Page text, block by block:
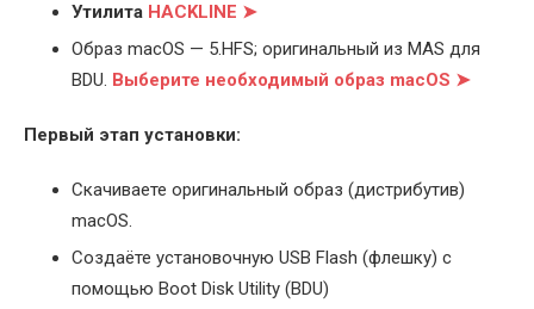
Утилита HACKLINE ➤
Образ macOS — 5.HFS; оригинальный из MAS для
BDU. Выберите необходимый образ macOS ➤
Первый этап установки:
Скачиваете оригинальный образ (дистрибутив)
macOS.
Создаёте установочную USB Flash (флешку) с
помощью Boot Disk Utility (BDU)